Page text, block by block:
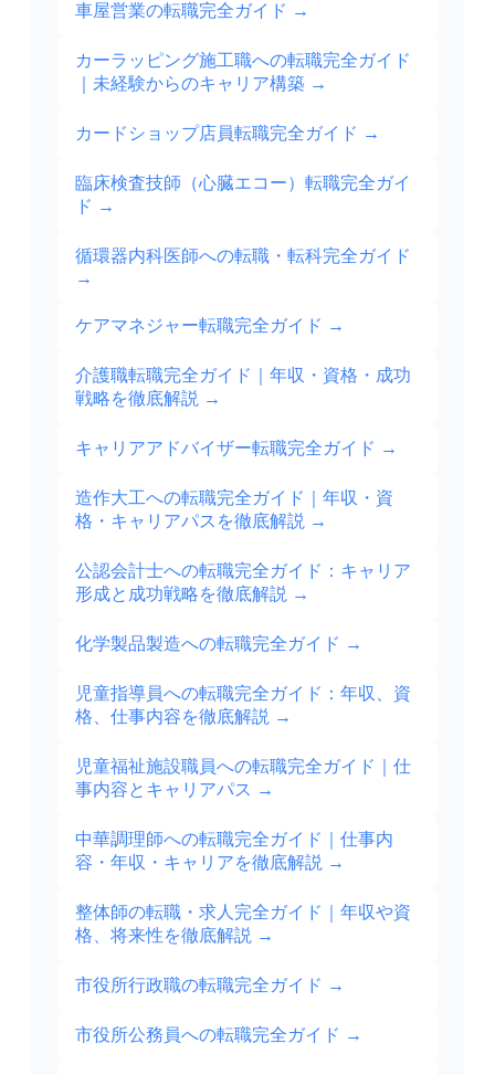
車屋営業の転職完全ガイド →
カーラッピング施工職への転職完全ガイド
｜未経験からのキャリア構築 →
カードショップ店員転職完全ガイド →
臨床検査技師（心臓エコー）転職完全ガイ
ド →
循環器内科医師への転職・転科完全ガイド
→
ケアマネジャー転職完全ガイド →
介護職転職完全ガイド｜年収・資格・成功
戦略を徹底解説 →
キャリアアドバイザー転職完全ガイド →
造作大工への転職完全ガイド｜年収・資
格・キャリアパスを徹底解説 →
公認会計士への転職完全ガイド：キャリア
形成と成功戦略を徹底解説 →
化学製品製造への転職完全ガイド →
児童指導員への転職完全ガイド：年収、資
格、仕事内容を徹底解説 →
児童福祉施設職員への転職完全ガイド｜仕
事内容とキャリアパス →
中華調理師への転職完全ガイド｜仕事内
容・年収・キャリアを徹底解説 →
整体師の転職・求人完全ガイド｜年収や資
格、将来性を徹底解説 →
市役所行政職の転職完全ガイド →
市役所公務員への転職完全ガイド →